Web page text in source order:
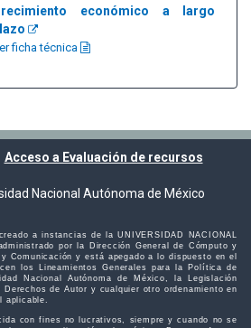
económico a largo
ficha técnica
Acceso a Evaluación de recursos
Nacional Autónoma de México
a instancias de la UNIVERSIDAD NACIONAL
por la Dirección General de Cómputo y
Comunicación y está apegado a lo dispuesto en el
los Lineamientos Generales para la Política de
Nacional Autónoma de México, la Legislación
de Autor y cualquier otro ordenamiento en
aplicable.
con fines no lucrativos, siempre y cuando no se